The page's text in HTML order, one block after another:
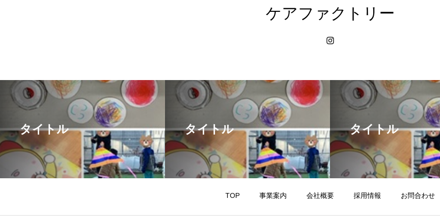
ケアファクトリー
タイトル タイトル タイトル
TOP 事業案内 会社概要 採用情報 お問合わせ